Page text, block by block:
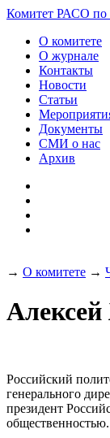
Комитет РАСО по
О комитете
О журнале
Контакты
Новости
Статьи
Документы
СМИ о нас
Архив
→ О комитете →
Российский
генерального
президент
общественностью.